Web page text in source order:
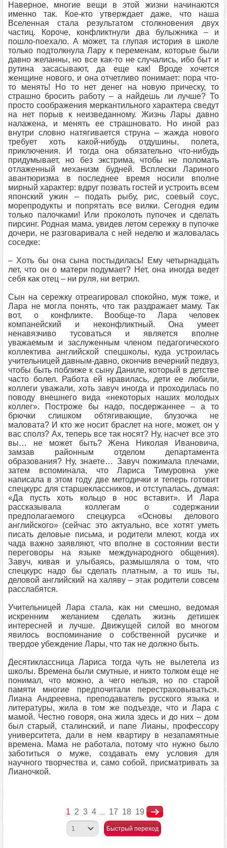
Наверное, многие вещи в этой жизни начинаются
именно так. Кое-кто утверждает даже, что наша
Вселенная стала результатом столкновения двух
частиц. Короче, конфликтнули два булыжника – и
пошло-поехало. А может, та глупая история в школе
только подтолкнула Лару к переменам, которые были
давно желанны, но все как-то не случались, ибо быт и
рутина засасывают, да еще как! Вроде хочется
женщине нового, и она отчетливо понимает: пора что-
то менять! Но то нет денег на новую прическу, то
страшно бросить работу – а найдешь ли лучше? То
просто соображения меркантильного характера сведут
на нет порыв к неизведанному. Жизнь Лары давно
налажена, и менять ее страшновато. Но иной раз
внутри словно натягивается струна – жажда нового
требует хоть какой-нибудь отдушины, полета,
приключения. И тогда она обязательно что-нибудь
придумывает, но без экстрима, чтобы не поломать
отлаженный механизм будней. Всплески Лариного
авантюризма в последнее время носили вполне
мирный характер: вдруг позвать гостей и устроить всем
японский ужин – подать рыбу, рис, соевый соус,
морепродукты и попрятать все вилки. Сегодня едим
только палочками! Или проколоть пупочек и сделать
пирсинг. Родная мама, увидев летом сережку в пупочке
дочери, не разговаривала с ней неделю и жаловалась
соседке:
– Хоть бы она сына постыдилась! Ему четырнадцать
лет, что он о матери подумает? Нет, она иногда ведет
себя как отец – ни руля, ни ветрил.
Сын на сережку отреагировал спокойно, муж тоже, и
Лара не могла понять, что так раздражает маму. Так
вот, о конфликте. Вообще-то Лара человек
компанейский и неконфликтный. Она умеет
ненавязчиво тусоваться и является вполне
уважаемым и заслуженным членом педагогического
коллектива английской спецшколы, куда устроилась
учительницей давным-давно, окончив вечерний педвуз,
чтобы быть поближе к сыну Даниле, который в детстве
часто болел. Работа ей нравилась, дети ее любили,
коллеги уважали, хоть завуч иногда и проходилась по
поводу внешнего вида «некоторых наших молодых
коллег». Построже бы надо, посдержаннее – а то
брючки слишком обтягивающие, блузочка не
маловата? И кто же носит браслет на ноге, может, он у
вас сполз? Ах, теперь все так носят? Ну, насчет все это
вы… не может быть? Жена Николая Ивановича,
замзав районным отделом департамента
образования? Ну, знаете… Завуч пожимала плечами,
затем вспоминала, что Лариса Тимуровна уже
написала в этом году две методички и теперь готовит
спецкурс для старшеклассников, и отступалась, думая:
«Да пусть хоть кольцо в нос вставит». И Лара
рассказывала коллегам о содержании
предполагаемого спецкурса «Основы делового
английского» (сейчас это актуально, все хотят уметь
писать деловые письма, и родители млеют, когда их
чада важно заявляют, что вполне в состоянии вести
переговоры на языке международного общения).
Завуч, кивая и улыбаясь, размышляла о том, что
спецкурс надо бы сделать платным, а то ишь ты,
деловой английский на халяву – этак родители совсем
расслабятся.
Учительницей Лара стала, как ни смешно, ведомая
искренним желанием сделать жизнь детишек
интересней и лучше. Движущей силой во многом
явилось воспоминание о собственной русичке и
твердое убеждение Лары, что так не должно быть.
Десятиклассница Лариса тогда чуть не вылетела из
школы. Времена были смутные, и никто толком еще не
понимал, что можно, а чего нельзя, но по старой
памяти многие предпочитали перестраховываться.
Лиана Андреевна, преподаватель русского языка и
литературы, жила в том же подъезде, что и Лара с
мамой. Честно говоря, она жила здесь и до них – дом
был старый, сталинский, и папе Лианы, профессору
университета, дали в нем квартиру в незапамятные
времена. Мама не работала, потому что нужно было
заботиться о муже, создавать ему условия для
научного творчества и, само собой, присматривать за
Лианочкой.
1 2 3 4 ... 17 18 19
Быстрый переход